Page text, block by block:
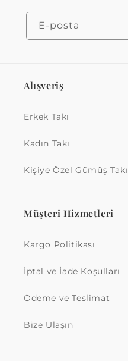
E-posta
Alışveriş
Erkek Takı
Kadın Takı
Kişiye Özel Gümüş Takı
Müşteri Hizmetleri
Kargo Politikası
İptal ve İade Koşulları
Ödeme ve Teslimat
Bize Ulaşın